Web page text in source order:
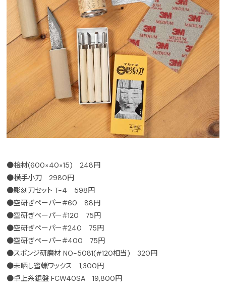
●桧材(600×40×15) 248円
●横手小刀 2980円
●彫刻刀セット T-4 598円
●空研ぎペーパー＃60 88円
●空研ぎペーパー＃120 75円
●空研ぎペーパー＃240 75円
●空研ぎペーパー＃400 75円
●スポンジ研磨材 NO-5081(#120相当) 320円
●未晒し蜜蝋ワックス 1,300円
●卓上糸鋸盤 FCW40SA 19,800円